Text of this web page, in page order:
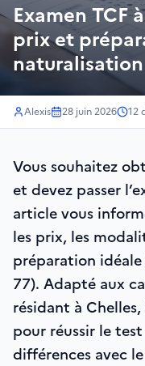
Examen TCF
prix et
naturalisation
Alexis 28 juin 2026 12
Vous souhaitez
et devez passer
article vous
les prix, les
préparation idéale
77). Adapté aux
résidant à
pour réussir le
différences avec